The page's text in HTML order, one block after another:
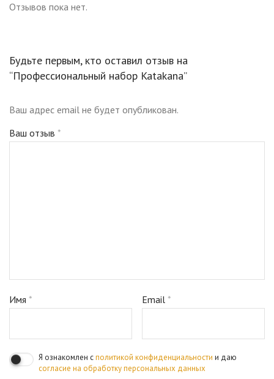
Отзывов пока нет.
Будьте первым, кто оставил отзыв на
“Профессиональный набор Katakana”
Ваш адрес email не будет опубликован.
Ваш отзыв *
Имя * Email*
Я ознакомлен сполитикой конфиденциальности и даю
согласие на обработку персональных данных